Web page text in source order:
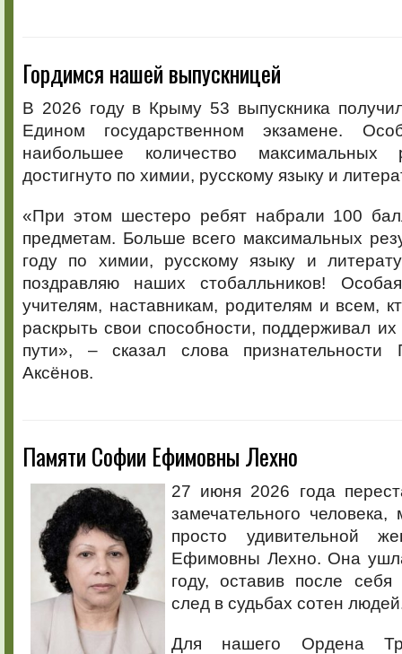
Гордимся нашей выпускницей
В 2026 году в Крыму 53 выпускника
Едином государственном экзамене.
наибольшее количество максимальных
достигнуто по химии, русскому языку и
«При этом шестеро ребят набрали 100
предметам. Больше всего максимальных
году по химии, русскому языку и
поздравляю наших стобалльников!
учителям, наставникам, родителям и всем,
раскрыть свои способности, поддерживал
пути», – сказал слова
Аксёнов.
Памяти Софии Ефимовны Лехно
27 июня 2026 года
замечательного человека,
просто удивительной
Ефимовны Лехно. Она
году, оставив после
след в судьбах сотен
Для нашего Ордена